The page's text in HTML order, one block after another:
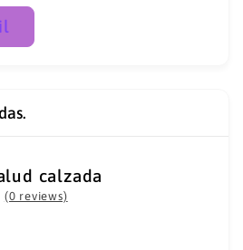
calzada
(0 reviews)